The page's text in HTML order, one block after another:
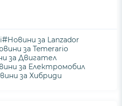
#Новини за Lanzador
за Temerario
за Двигател
за Електромобил
за Хибриди